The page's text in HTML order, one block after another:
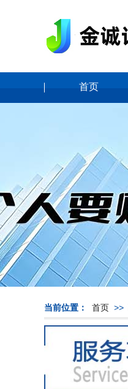
首页
当前位置： 首页 >>